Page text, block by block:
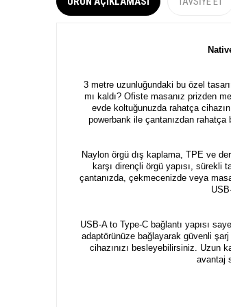
3 metre uzunluğundaki bu özel
mı kaldı? Ofiste masanız prizden
evde koltuğunuzda rahatça
powerbank ile çantanızdan
Naylon örgü dış kaplama, TPE ve
karşı dirençli örgü yapısı, sürekli
çantanızda, çekmecenizde veya
USB-A to Type-C bağlantı yapısı
adaptörünüze bağlayarak güvenli şarj
cihazınızı besleyebilirsiniz. Uzun
avantaj